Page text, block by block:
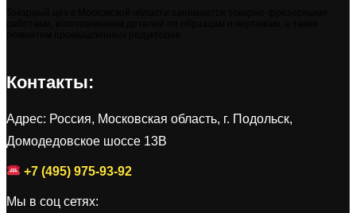
Контакты:
Адрес: Россия, Московская область, г. Подольск,
Домодедовское шоссе 13В
+7 (495) 975-93-92
Мы в соц сетях: